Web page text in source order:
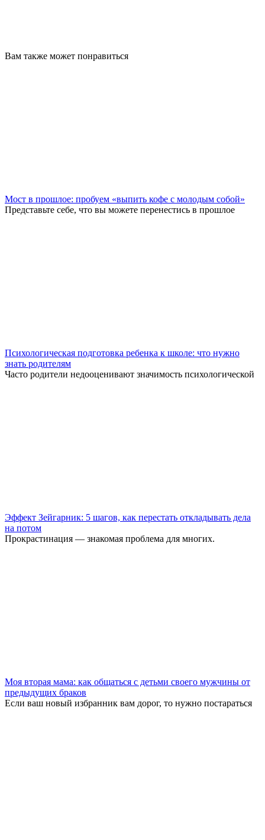
Вам также может понравиться
Мост в прошлое: пробуем «выпить кофе с молодым собой»
Представьте себе, что вы можете перенестись в прошлое
Психологическая подготовка ребенка к школе: что нужно
знать родителям
Часто родители недооценивают значимость психологической
Эффект Зейгарник: 5 шагов, как перестать откладывать дела
на потом
Прокрастинация — знакомая проблема для многих.
Моя вторая мама: как общаться с детьми своего мужчины от
предыдущих браков
Если ваш новый избранник вам дорог, то нужно постараться